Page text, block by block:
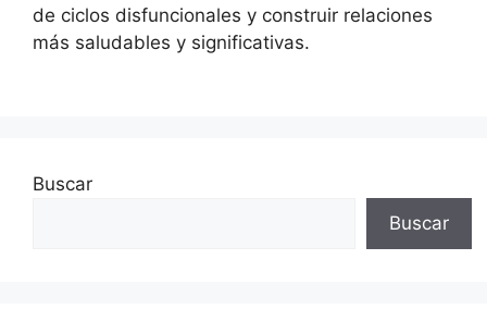
de ciclos disfuncionales y construir relaciones
más saludables y significativas.
Buscar
Buscar